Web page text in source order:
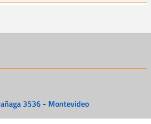
3536 - Montevideo